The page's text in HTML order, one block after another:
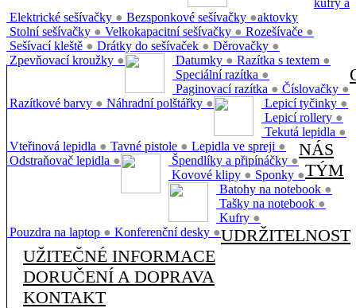
Elektrické sešívačky ● Bezsponkové sešívačky ●
Stolní sešívačky ● Velkokapacitní sešívačky ● Rozešívače ●
Sešívací kleště ● Drátky do sešívaček ● Děrovačky ●
Zpevňovací kroužky ● Datumky ● Razítka s textem ●
Speciální razítka ●
Paginovací razítka ● Číslovačky ●
Razítkové barvy ● Náhradní polštářky ● Lepicí tyčinky ●
Lepicí rollery ●
Tekutá lepidla ●
Vteřinová lepidla ● Tavné pistole ● Lepidla ve spreji ●
Odstraňovač lepidla ● Špendlíky a připínáčky ●
Kovové klipy ● Sponky ●
kufry a
aktovky
Batohy na notebook ●
Tašky na notebook ●
Kufry ●
Pouzdra na laptop ● Konferenční desky ●
NÁS
TÝM
UDRŽITELNOST
UŽITEČNÉ INFORMACE
DORUČENÍ A DOPRAVA
KONTAKT